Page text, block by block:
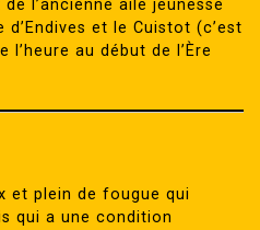
l’ancienne aile jeunesse
et le Cuistot (c’est
au début de l’Ère
et plein de fougue qui
qui a une condition